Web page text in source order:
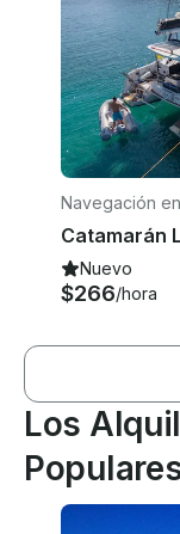
Navegación
Nuevo
$266/hora
Los